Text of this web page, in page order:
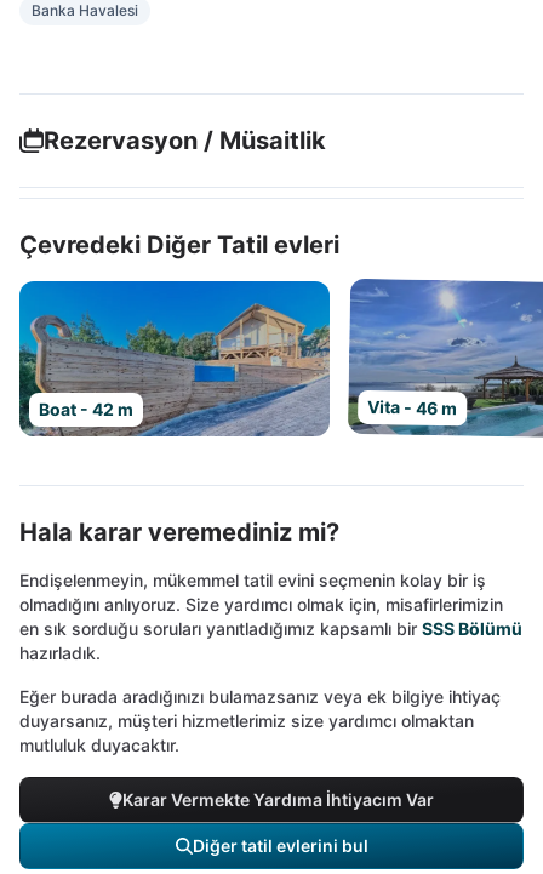
Banka Havalesi
Rezervasyon / Müsaitlik
Çevredeki Diğer Tatil evleri
Boat - 42 m Vita - 46 m
Hala karar veremediniz mi?
Endişelenmeyin, mükemmel tatil evini seçmenin kolay bir iş
olmadığını anlıyoruz. Size yardımcı olmak için, misafirlerimizin
en sık sorduğu soruları yanıtladığımız kapsamlı bir SSS Bölümü
hazırladık.
Eğer burada aradığınızı bulamazsanız veya ek bilgiye ihtiyaç
duyarsanız, müşteri hizmetlerimiz size yardımcı olmaktan
mutluluk duyacaktır.
Karar Vermekte Yardıma İhtiyacım Var
Diğer tatil evlerini bul